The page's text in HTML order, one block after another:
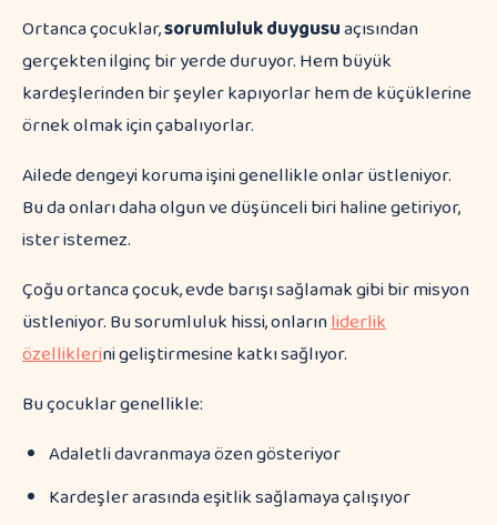
Ortanca çocuklar,sorumluluk duygusuaçısından
gerçekten ilginç bir yerde duruyor. Hem büyük
kardeşlerinden bir şeyler kapıyorlar hem de küçüklerine
örnek olmak için çabalıyorlar.
Ailede dengeyi koruma işini genellikle onlar üstleniyor.
Bu da onları daha olgun ve düşünceli biri haline getiriyor,
ister istemez.
Çoğu ortanca çocuk, evde barışı sağlamak gibi bir misyon
üstleniyor. Bu sorumluluk hissi, onlarınliderlik
özelliklerini geliştirmesine katkı sağlıyor.
Bu çocuklar genellikle:
Adaletli davranmaya özen gösteriyor
Kardeşler arasında eşitlik sağlamaya çalışıyor